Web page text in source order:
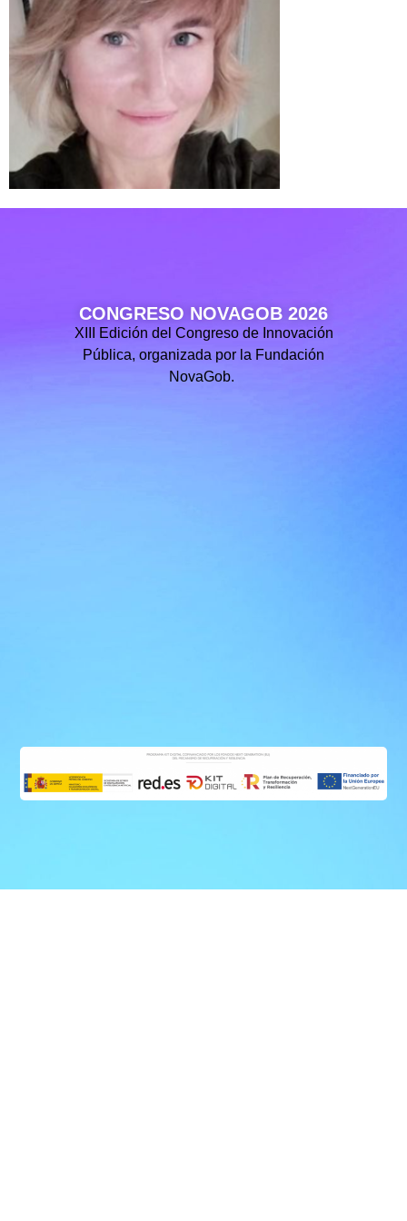
CONGRESO NOVAGOB 2026
XIII Edición del Congreso de Innovación
Pública, organizada por la Fundación
NovaGob.